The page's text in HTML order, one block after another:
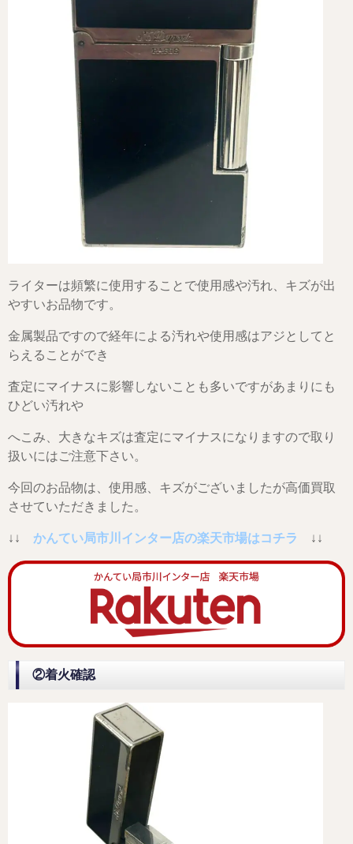
ライターは頻繁に使用することで使用感や汚れ、キズが出
やすいお品物です。
金属製品ですので経年による汚れや使用感はアジとしてと
らえることができ
査定にマイナスに影響しないことも多いですがあまりにも
ひどい汚れや
へこみ、大きなキズは査定にマイナスになりますので取り
扱いにはご注意下さい。
今回のお品物は、使用感、キズがございましたが高価買取
させていただきました。
↓↓ かんてい局市川インター店の楽天市場はコチラ ↓↓
②着火確認